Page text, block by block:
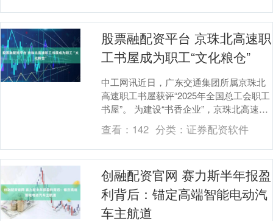
股票融配资平台 京珠北高速职
工书屋成为职工“文化粮仓”
中工网讯近日，广东交通集团所属京珠北
高速职工书屋获评“2025年全国总工会职工
书屋”。 为建设“书香企业”，京珠北高速工
会积极探索职工阅读阵地建设新路径，创
新构....
查看： 142 分类： 证券配资软件
创融配资官网 赛力斯半年报盈
利背后：锚定高端智能电动汽
车主航道